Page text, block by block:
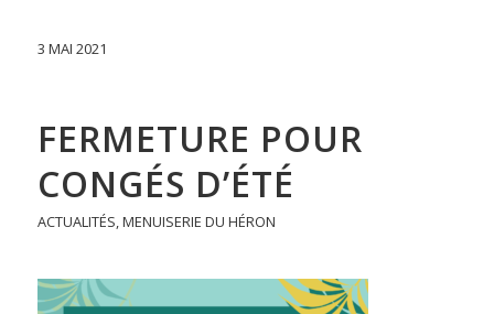
3 MAI 2021
FERMETURE POUR
CONGÉS D’ÉTÉ
ACTUALITÉS,MENUISERIE DU HÉRON